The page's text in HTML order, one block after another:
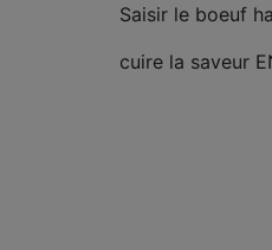
Saisir le boeuf
cuire la saveur